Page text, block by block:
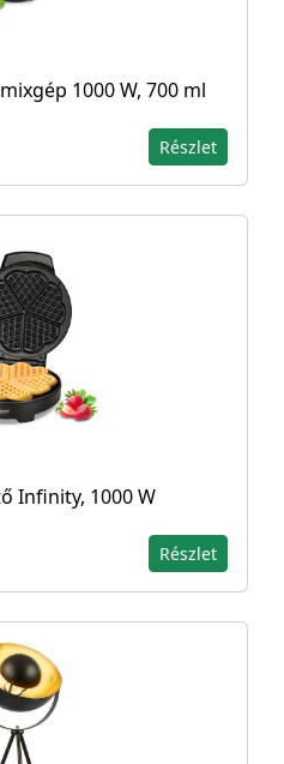
1000 W, 700 ml
Részlet
Infinity, 1000 W
Részlet